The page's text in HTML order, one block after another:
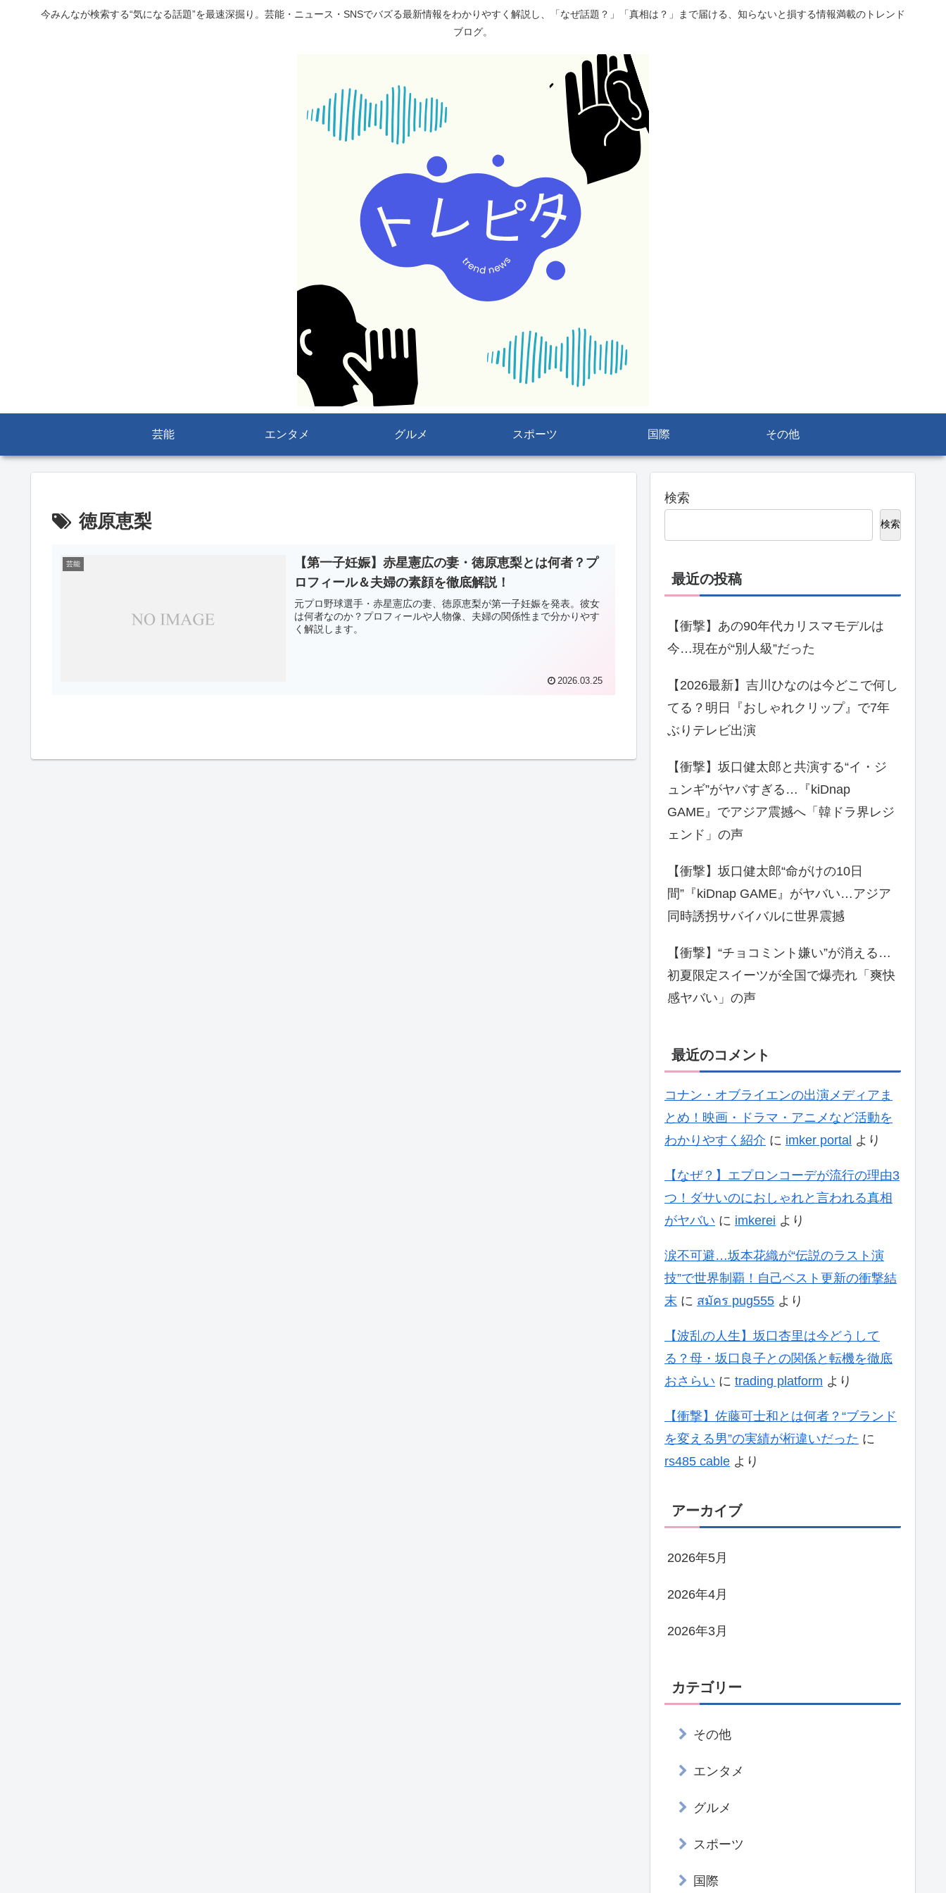
今みんなが検索する“気になる話題”を最速深掘り。芸能・ニュース・SNSでバズる最新情報をわかりやすく解説し、「なぜ話題？」「真相は？」まで届ける、知らないと損する情報満載のトレンド
ブログ。
芸能 エンタメ グルメ スポーツ 国際 その他
徳原恵梨
芸能
【第一子妊娠】赤星憲広の妻・徳原恵梨とは何者？プ
ロフィール＆夫婦の素顔を徹底解説！
元プロ野球選手・赤星憲広の妻、徳原恵梨が第一子妊娠を発表。彼女
は何者なのか？プロフィールや人物像、夫婦の関係性まで分かりやす
く解説します。
2026.03.25
検索
検索
最近の投稿
【衝撃】あの90年代カリスマモデルは
今…現在が“別人級”だった
【2026最新】吉川ひなのは今どこで何し
てる？明日『おしゃれクリップ』で7年
ぶりテレビ出演
【衝撃】坂口健太郎と共演する“イ・ジ
ュンギ”がヤバすぎる…『kiDnap
GAME』でアジア震撼へ「韓ドラ界レジ
ェンド」の声
【衝撃】坂口健太郎“命がけの10日
間”『kiDnap GAME』がヤバい…アジア
同時誘拐サバイバルに世界震撼
【衝撃】“チョコミント嫌い”が消える…
初夏限定スイーツが全国で爆売れ「爽快
感ヤバい」の声
最近のコメント
コナン・オブライエンの出演メディアま
とめ！映画・ドラマ・アニメなど活動を
わかりやすく紹介 に imker portal より
【なぜ？】エプロンコーデが流行の理由3
つ！ダサいのにおしゃれと言われる真相
がヤバい に imkerei より
涙不可避…坂本花織が“伝説のラスト演
技”で世界制覇！自己ベスト更新の衝撃結
末 に สมัคร pug555 より
【波乱の人生】坂口杏里は今どうして
る？母・坂口良子との関係と転機を徹底
おさらい に trading platform より
【衝撃】佐藤可士和とは何者？“ブランド
を変える男”の実績が桁違いだった に
rs485 cable より
アーカイブ
2026年5月
2026年4月
2026年3月
カテゴリー
その他
エンタメ
グルメ
スポーツ
国際